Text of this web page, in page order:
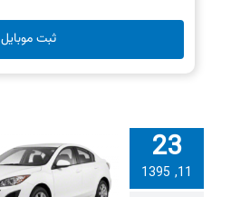
23
11, 1395
سیستم
متغیر
ثبت موبایل